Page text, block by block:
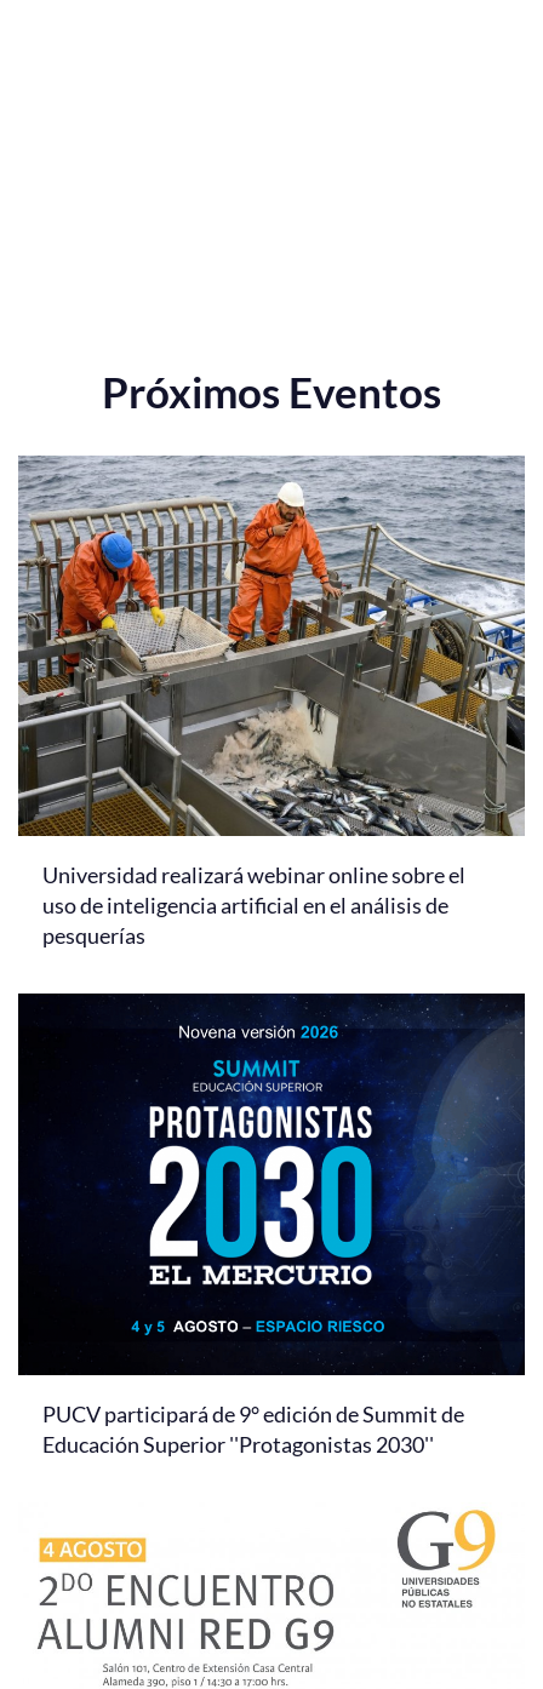
Próximos Eventos
Universidad realizará webinar online sobre el
uso de inteligencia artificial en el análisis de
pesquerías
PUCV participará de 9° edición de Summit de
Educación Superior ''Protagonistas 2030''